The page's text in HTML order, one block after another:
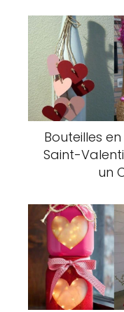
Bouteilles
Saint-
un